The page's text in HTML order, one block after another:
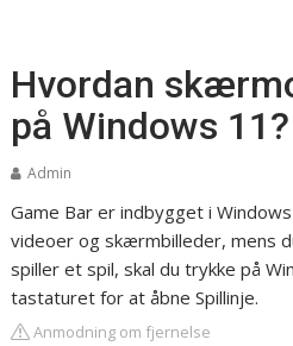
Hvordan
på Windows 11?
Admin
Game Bar er indbygget i
videoer og skærmbilleder, mens
spiller et spil, skal du trykke på
tastaturet for at åbne Spillinje.
Anmodning om fjernelse